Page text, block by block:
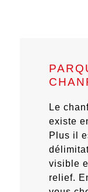
Le
existe
Plus il
visible
relief.